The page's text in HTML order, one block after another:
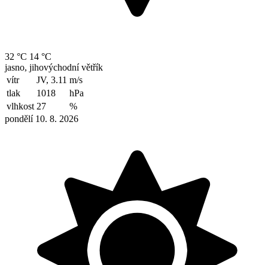
32 °C 14 °C
jasno, jihovýchodní větřík
vítr
JV, 3.11 m/s
tlak
1018
hPa
vlhkost 27
%
pondělí 10. 8. 2026